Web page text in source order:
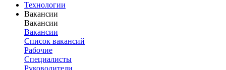
Технологии
Вакансии
Вакансии
Вакансии
Список вакансий
Рабочие
Специалисты
Руководители